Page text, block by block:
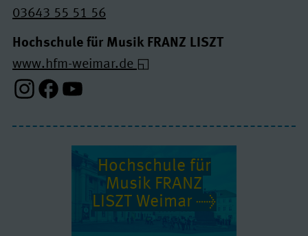
03643 55 51 56
Hochschule für Musik FRANZ LISZT
www.hfm-weimar.de
Instagram-Profil
Facebook-Profil
Youtube-Profil
Hochschule für
Musik FRANZ
LISZT Weimar